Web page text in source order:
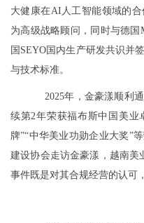
大健康在AI人工智能领域的
为高级战略顾问，同时与德国
国SEYO国内生产研发共识并
与技术标准。
2025年，金豪漾顺利
续第2年荣获福布斯中国美业
牌”“中华美业功勋企业大奖”
建设协会走访金豪漾，越南美
事件既是对其合规经营的认可